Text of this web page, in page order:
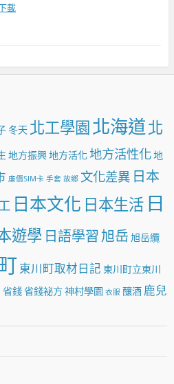
載
冬天 北工學園北海道北
地方振興地方活化地方活性化地
廉價SIM卡 手套 故鄉 文化差異 日本
日本文化 日本生活 日
遊學 日語學習 旭岳 旭岳纜
東川町取材日記 東川町立東川
省錢省錢祕方神村學園 衣服 釀酒 鹿兒